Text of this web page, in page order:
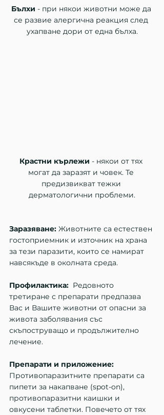
Бълхи - при някои животни може да
се развие алергична реакция след
ухапване дори от една бълха.
Крастни кърлежи - някои от тях
могат да заразят и човек. Те
предизвикват тежки
дерматологични проблеми.
Заразяване: Животните са естествен
гостоприемник и източник на храна
за тези паразити, които се намират
навсякъде в околната среда.
Профилактика:
  Редовното
третиране с препарати предпазва
Вас и Вашите животни от опасни за
живота заболявания със
скъпоструващо и продължително
лечение.
Препарати и приложение:
Противопаразитните препарати са
пипети за накапване (spot-on),
противопаразитни каишки и
овкусени таблетки. Повечето от тях